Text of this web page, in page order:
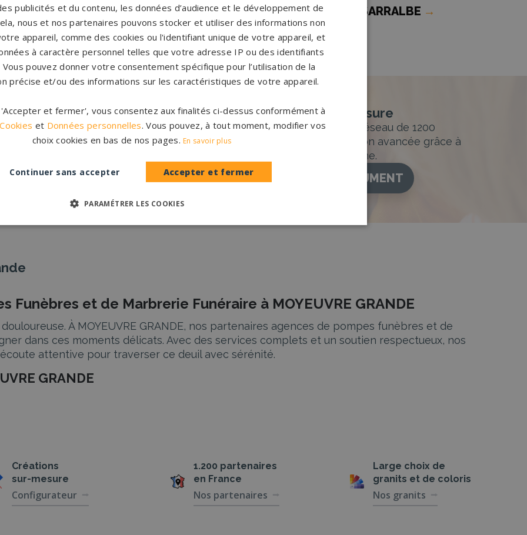
Pompes funèbres Novéant-sur-
Moselle→
Pompes funèbres SARRALBE →
et originales
tombales en granit de
à personnaliser.
Accompagnement sur-mesure
Un accompagnement sur mesure et un réseau de 1200
partenaires partout en France. Personnalisation avancée grâce à
notre configurateur 3D en ligne.
PERSONNALISEZ VOTRE MONUMENT
Funèbres et de Marbrerie Funéraire à MOYEUVRE GRANDE
À MOYEUVRE GRANDE, nos partenaires agences de pompes funèbres et de
dans ces moments délicats. Avec des services complets et un soutien respectueux, nos
attentive pour traverser ce deuil avec sérénité.
GRANDE
une cérémonie funéraire, qu’elle soit civile ou religieuse. Chaque étape est personnalisée pour
éloge funèbre qui reflète sa vie et ses valeurs. Tout est mis en œuvre pour que la cérémonie
Créations
sur-mesure
Configurateur
1.200 partenaires
en France
Nos partenaires
Large choix de
granits et de coloris
Nos granits
publicités et du contenu, les données d’audience et le développement de
nous et nos partenaires pouvons stocker et utiliser des informations non
appareil, comme des cookies ou l'identifiant unique de votre appareil, et
à caractère personnel telles que votre adresse IP ou des identifiants
pouvez donner votre consentement spécifique pour l’utilisation de la
précise et/ou des informations sur les caractéristiques de votre appareil.
'Accepter et fermer', vous consentez aux finalités ci-dessus conformément à
et Données personnelles. Vous pouvez, à tout moment, modifier vos
choix cookies en bas de nos pages. En savoir plus
Accepter et fermer
Continuer sans accepter
PARAMÉTRER LES COOKIES